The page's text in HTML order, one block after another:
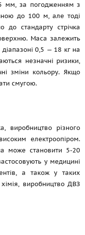
мм, за погодженням з
до 100 м, але тоді
до стандарту стрічка
Маса залежить
0,5 — 18 кг на
незначні ризики,
зміни кольору. Якщо
смугою.
виробництво різного
електроопіром.
може становити 5-20
у медицині
а також у таких
виробництво ДВЗ